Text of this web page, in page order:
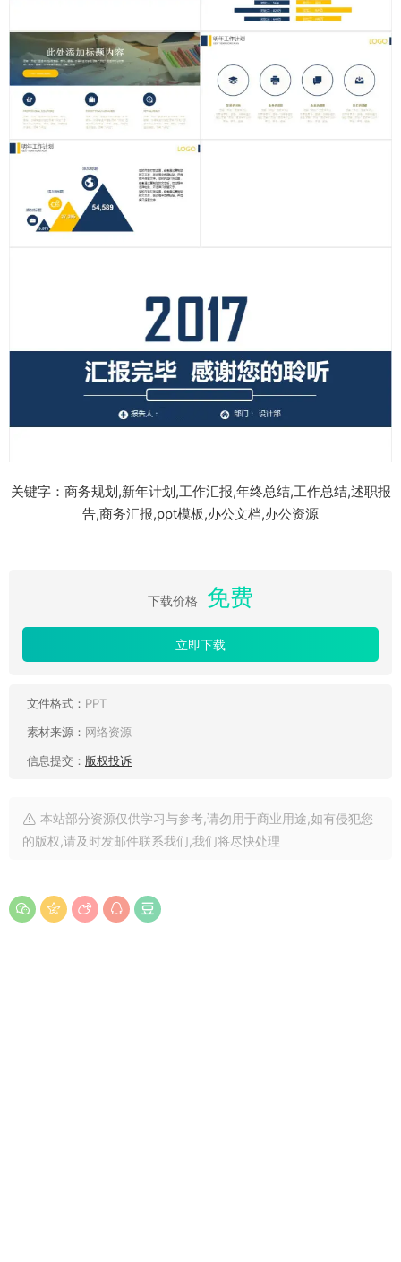
关键字：商务规划,新年计划,工作汇报,年终总结,工作总结,述职报
告,商务汇报,ppt模板,办公文档,办公资源
下载价格 免费
立即下载
文件格式： PPT
素材来源： 网络资源
信息提交： 版权投诉
本站部分资源仅供学习与参考,请勿用于商业用途,如有侵犯您
的版权,请及时发邮件联系我们,我们将尽快处理